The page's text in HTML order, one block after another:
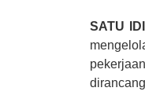
SATU